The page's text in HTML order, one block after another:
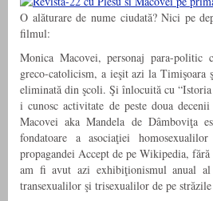
O alăturare de nume ciudată? Nici pe
filmul:
Monica Macovei, personaj para-politic
greco-catolicism, a ieşit azi la Timişoara
eliminată din şcoli. Şi înlocuită cu
i cunosc activitate de peste doua
Macovei aka Mandela de Dâmboviţa
fondatoare a asociaţiei
propagandei Accept de pe Wikipedia, fără
am fi avut azi exhibiţionismul anual al
transexualilor şi trisexualilor de pe